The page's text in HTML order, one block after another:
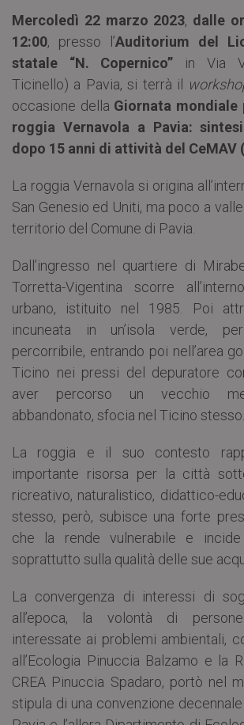
Mercoledì 22 marzo 2023, dalle
12:00, presso l’Auditorium del
statale “N. Copernico” in Via
Ticinello) a Pavia, si terrà il
occasione della Giornata mondiale
roggia Vernavola a Pavia:
dopo 15 anni di attività del CeMAV
La roggia Vernavola si origina
San Genesio ed Uniti, ma poco a
territorio del Comune di Pavia.
Dall’ingresso nel quartiere di
Torretta-Vigentina scorre
urbano, istituito nel 1985. Poi
incuneata in un’isola verde,
percorribile, entrando poi nell’area
Ticino nei pressi del depuratore
aver percorso un vecchio
abbandonato, sfocia nel Ticino stesso.
La roggia e il suo contesto
importante risorsa per la città
ricreativo, naturalistico, didattico-
stesso, però, subisce una forte
che la rende vulnerabile e incide
soprattutto sulla qualità delle sue
La convergenza di interessi di
all’epoca, la volontà di
interessate ai problemi ambientali,
all’Ecologia Pinuccia Balzamo e la
CREA Pinuccia Spadaro, portò nel
stipula di una convenzione